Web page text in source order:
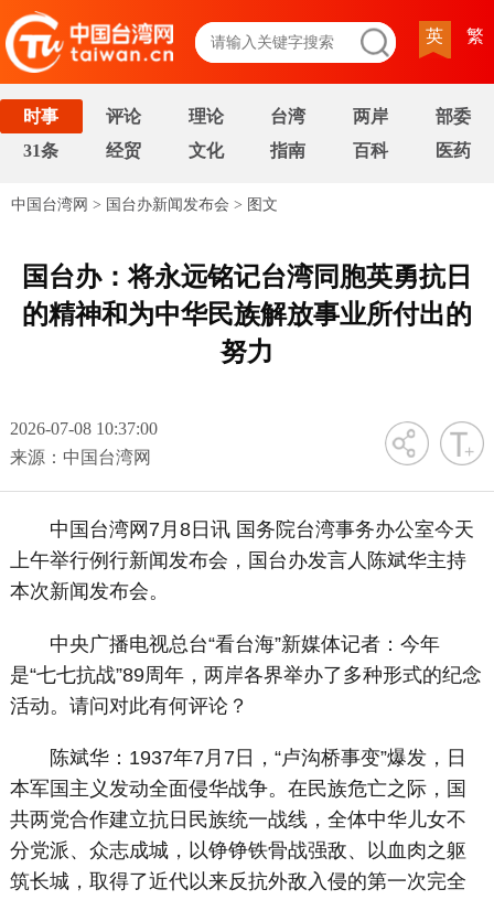
英 繁
时事 评论 理论 台湾 两岸
部委
31条
经贸 文化 指南 百科 医药
中国台湾网 > 国台办新闻发布会 > 图文
国台办：将永远铭记台湾同胞英勇抗日
的精神和为中华民族解放事业所付出的
努力
2026-07-08 10:37:00
来源：中国台湾网
字号
中国台湾网7月8日讯 国务院台湾事务办公室今天
上午举行例行新闻发布会，国台办发言人陈斌华主持
本次新闻发布会。
中央广播电视总台“看台海”新媒体记者：今年
是“七七抗战”89周年，两岸各界举办了多种形式的纪念
活动。请问对此有何评论？
陈斌华：1937年7月7日，“卢沟桥事变”爆发，日
本军国主义发动全面侵华战争。在民族危亡之际，国
共两党合作建立抗日民族统一战线，全体中华儿女不
分党派、众志成城，以铮铮铁骨战强敌、以血肉之躯
筑长城，取得了近代以来反抗外敌入侵的第一次完全